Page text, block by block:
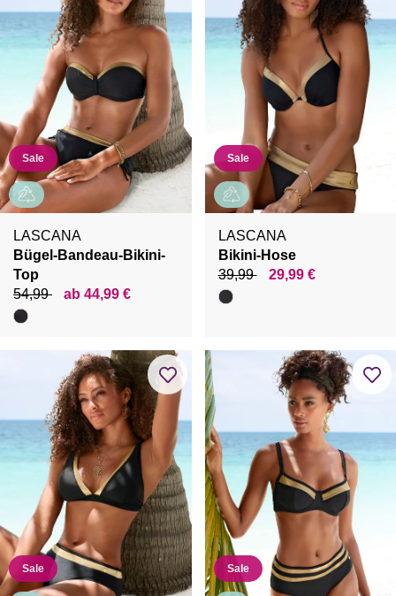
Sale
LASCANA
Bügel-Bandeau-Bikini-
Top
54,99
ab 44,99 €
Sale
LASCANA
Bikini-Hose
39,99
29,99 €
Sale Sale